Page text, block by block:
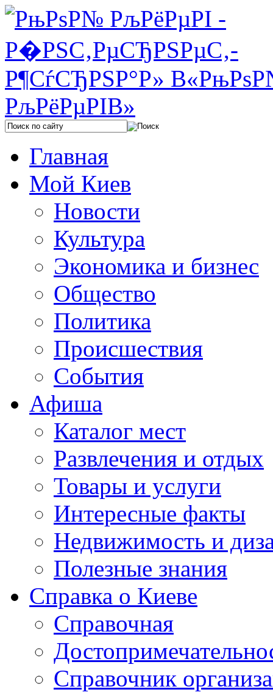
Главная
Мой Киев
Новости
Культура
Экономика и бизнес
Общество
Политика
Происшествия
События
Афиша
Каталог мест
Развлечения и отдых
Товары и услуги
Интересные факты
Недвижимость и
Полезные знания
Справка о Киеве
Справочная
Справочник